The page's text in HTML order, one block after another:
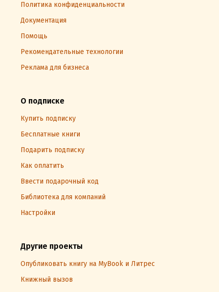
Политика конфиденциальности
Документация
Помощь
Рекомендательные технологии
Реклама для бизнеса
О подписке
Купить подписку
Бесплатные книги
Подарить подписку
Как оплатить
Ввести подарочный код
Библиотека для компаний
Настройки
Другие проекты
Опубликовать книгу на MyBook и Литрес
Книжный вызов